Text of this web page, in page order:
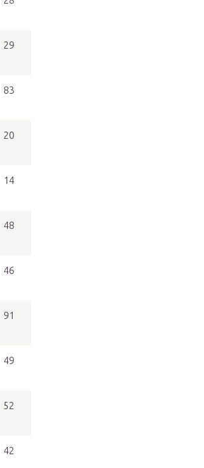
29
83
20
14
48
46
91
49
52
42